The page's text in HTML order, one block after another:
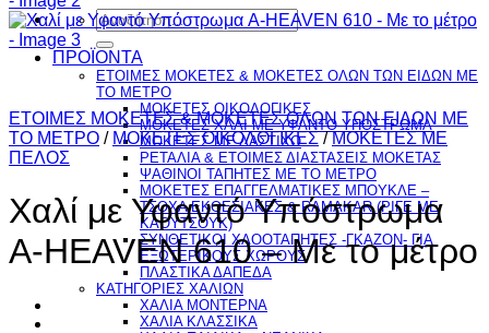
Αναζήτηση
για:
ΠΡΟΪΟΝΤΑ
ΕΤΟΙΜΕΣ ΜΟΚΕΤΕΣ & ΜΟΚΕΤΕΣ ΟΛΩΝ ΤΩΝ ΕΙΔΩΝ ME
TO ΜΕΤΡΟ
ΜΟΚΕΤΕΣ ΟΙΚΟΛΟΓΙΚΕΣ
ΜΟΚΕΤΕΣ ΧΑΛΙ ΜΕ ΥΦΑΝΤΟ ΥΠΟΣΤΡΩΜΑ
ΜΟΚΕΤΕΣ ΜΕ ΛΑΣΤΙΧΟ
ΡΕΤΑΛΙΑ & ΕΤΟΙΜΕΣ ΔΙΑΣΤΑΣΕΙΣ ΜΟΚΕΤΑΣ
ΨΑΘINΟΙ ΤΑΠΗΤΕΣ ΜΕ ΤΟ ΜΕΤΡΟ
ΜΟΚΕΤΕΣ ΕΠΑΓΓΕΛΜΑΤΙΚΕΣ ΜΠΟΥΚΛΕ –
ΤΣΟΧΑ ΕΚΘΕΣΙΑΚΕΣ & RAMAKAR (ΡΙΓΕ ΜΕ
ΚΑΟΥΤΣΟΥΚ)
ΣΥΝΘΕΤΙΚΟΙ ΧΛΟΟΤΑΠΗΤΕΣ -ΓΚΑΖΟΝ- ΓΙΑ
ΕΞΩΤΕΡΙΚΟΥΣ ΧΩΡΟΥΣ
ΠΛΑΣΤΙΚΑ ΔΑΠΕΔΑ
ΚΑΤΗΓΟΡΙΕΣ ΧΑΛΙΩΝ
ΧΑΛΙΑ ΜΟΝΤΕΡΝΑ
ΧΑΛΙΑ ΚΛΑΣΣΙΚΑ
ΕΤΟΙΜΕΣ ΜΟΚΕΤΕΣ & ΜΟΚΕΤΕΣ ΟΛΩΝ ΤΩΝ ΕΙΔΩΝ ME
TO ΜΕΤΡΟ / ΜΟΚΕΤΕΣ ΟΙΚΟΛΟΓΙΚΕΣ / ΜΟΚΕΤΕΣ ΜΕ
ΠΕΛΟΣ
Χαλί με Υφαντό Υπόστρωμα
A-HEAVEN 610 – Με το μέτρο